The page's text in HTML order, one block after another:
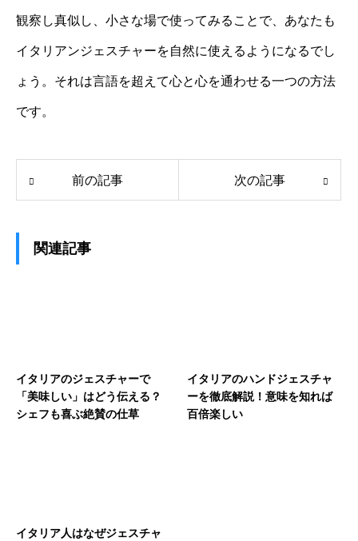
観察し真似し、小さな場で使ってみることで、あなたも
イタリアンジェスチャーを自然に使えるようになるでし
ょう。それは言語を超えて心と心を通わせる一つの方法
です。
前の記事 次の記事
関連記事
イタリアのジェスチャーで
「美味しい」はどう伝える？
シェフも喜ぶ絶賛の仕草
イタリアのハンドジェスチャ
ーを徹底解説！意味を知れば
百倍楽しい
イタリア人はなぜジェスチャ